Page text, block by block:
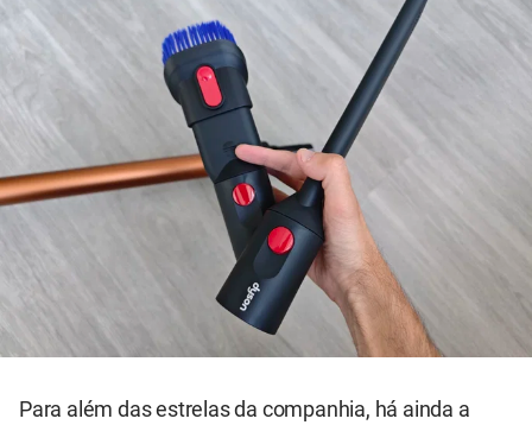
Para além das estrelas da companhia, há ainda a